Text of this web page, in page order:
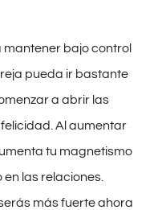
bajo control
pueda ir bastante
a abrir las
Al aumentar
tu magnetismo
en las relaciones.
más fuerte ahora